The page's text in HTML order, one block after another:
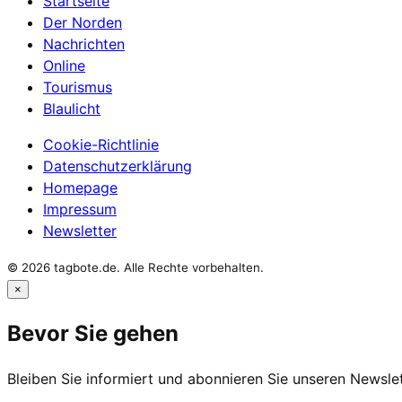
Der Norden
Nachrichten
Online
Tourismus
Blaulicht
Cookie-Richtlinie
Datenschutzerklärung
Homepage
Impressum
Newsletter
© 2026 tagbote.de. Alle Rechte vorbehalten.
×
Bevor Sie gehen
Bleiben Sie informiert und abonnieren Sie unseren